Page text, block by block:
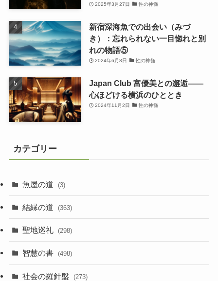
2025年3月27日 性の神髄
新宿深海魚での出会い（みづ
き）：忘れられない一目惚れと別
れの物語⑤
2024年6月8日 性の神髄
Japan Club 富優美との邂逅――
心ほどける横浜のひととき
2024年11月2日 性の神髄
カテゴリー
魚屋の道 (3)
結縁の道 (363)
聖地巡礼 (298)
智慧の書 (498)
社会の羅針盤 (273)